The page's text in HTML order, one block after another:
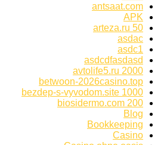
antsaat.com
APK
arteza.ru 50
asdac
asdc1
asdcdfasdasd
avtolife5.ru 2000
betwoon-2026casino.top
bezdep-s-vyvodom.site 1000
biosidermo.com 200
Blog
Bookkeeping
Casino